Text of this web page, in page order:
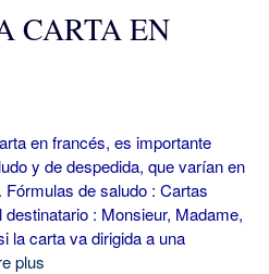
CARTA EN
en francés, es importante
y de despedida, que varían en
de saludo : Cartas
: Monsieur, Madame,
la carta va dirigida a una
plus